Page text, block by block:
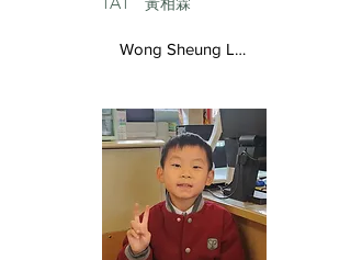
Wong Sheung Lam